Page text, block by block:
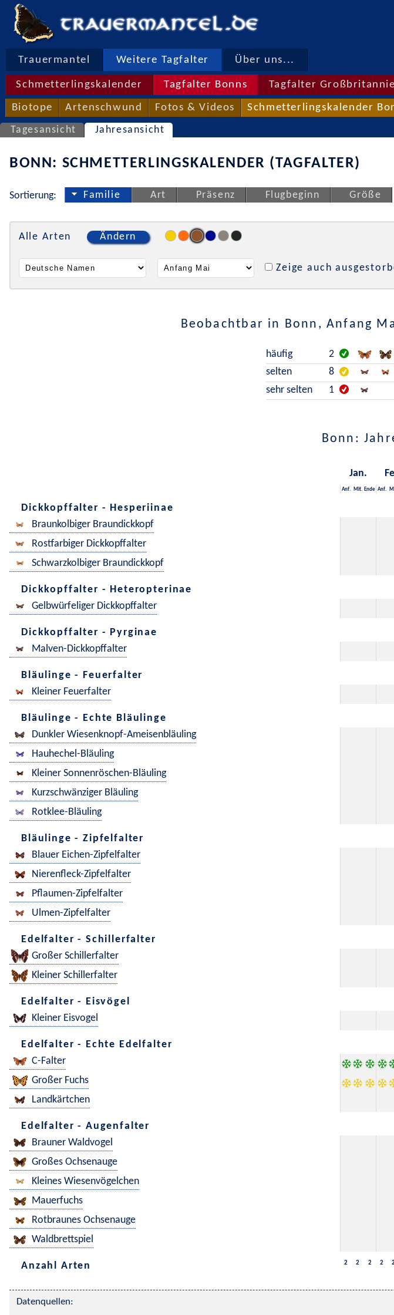
Trauermantel Weitere Tagfalter Über uns...
Schmetterlingskalender Tagfalter Bonns Tagfalter
Biotope Artenschwund Fotos & Videos Schmetterlingskalender
Tagesansicht Jahresansicht
BONN: SCHMETTERLINGSKALENDER (TAGFALTER)
Sortierung: Familie Art Präsenz Flugbeginn Größe
Alle Arten Ändern
Zeige auch
Beobachtbar in Bonn, Anfang
häufig
2
selten
8
sehr selten
1
Bonn:
Jan.
Anf. Mit. Ende Anf.
Dickkopffalter - Hesperiinae
Braunkolbiger Braundickkopf
Rostfarbiger Dickkopffalter
Schwarzkolbiger Braundickkopf
Dickkopffalter - Heteropterinae
Gelbwürfeliger Dickkopffalter
Dickkopffalter - Pyrginae
Malven-Dickkopffalter
Bläulinge - Feuerfalter
Kleiner Feuerfalter
Bläulinge - Echte Bläulinge
Dunkler Wiesenknopf-Ameisenbläuling
Hauhechel-Bläuling
Kleiner Sonnenröschen-Bläuling
Kurzschwänziger Bläuling
Rotklee-Bläuling
Bläulinge - Zipfelfalter
Blauer Eichen-Zipfelfalter
Nierenfleck-Zipfelfalter
Pflaumen-Zipfelfalter
Ulmen-Zipfelfalter
Edelfalter - Schillerfalter
Großer Schillerfalter
Kleiner Schillerfalter
Edelfalter - Eisvögel
Kleiner Eisvogel
Edelfalter - Echte Edelfalter
C-Falter
Großer Fuchs
Landkärtchen
Edelfalter - Augenfalter
Brauner Waldvogel
Großes Ochsenauge
Kleines Wiesenvögelchen
Mauerfuchs
Rotbraunes Ochsenauge
Waldbrettspiel
Anzahl Arten 2 2 2 2
Datenquellen: